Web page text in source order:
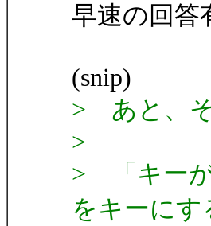
早速の回答
(snip)
> あと、そ
>
> 「キーが
をキーにす